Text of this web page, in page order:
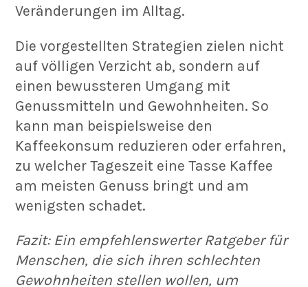
Veränderungen im Alltag.
Die vorgestellten Strategien zielen nicht
auf völligen Verzicht ab, sondern auf
einen bewussteren Umgang mit
Genussmitteln und Gewohnheiten. So
kann man beispielsweise den
Kaffeekonsum reduzieren oder erfahren,
zu welcher Tageszeit eine Tasse Kaffee
am meisten Genuss bringt und am
wenigsten schadet.
Fazit: Ein empfehlenswerter Ratgeber für
Menschen, die sich ihren schlechten
Gewohnheiten stellen wollen, um